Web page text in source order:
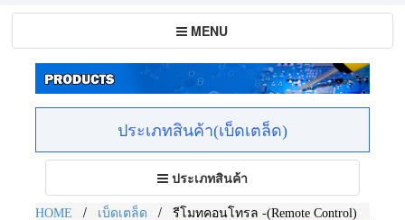
Toggle
navigation
MENU
ประเภทสินค้า(เบ็ดเตล็ด)
Toggle
navigation
ประเภทสินค้า
HOME / เบ็ดเตล็ด / รีโมทคอนโทรล -(Remote Control)